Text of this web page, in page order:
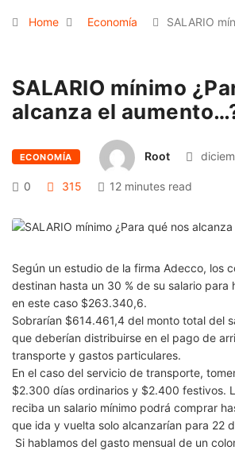
Home Economía SALARIO
SALARIO mínimo
alcanza el
ECONOMÍA Root
0 315 12 minutes read
Según un estudio de la firma Adecco, los
destinan hasta un 30 % de su salario para
en este caso $263.340,6.
Sobrarían $614.461,4 del monto total del
que deberían distribuirse en el pago de
transporte y gastos particulares.
En el caso del servicio de transporte,
$2.300 días ordinarios y $2.400 festivos.
reciba un salario mínimo podrá comprar
que ida y vuelta solo alcanzarían para 22
Si hablamos del gasto mensual de un